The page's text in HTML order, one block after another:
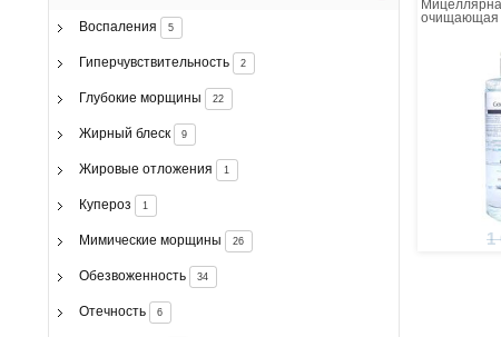
Воспаления 5
Гиперчувствительность 2
Глубокие морщины 22
Жирный блеск 9
Жировые отложения 1
Купероз 1
Мимические морщины 26
Обезвоженность 34
Отечность 6
очищающая
1